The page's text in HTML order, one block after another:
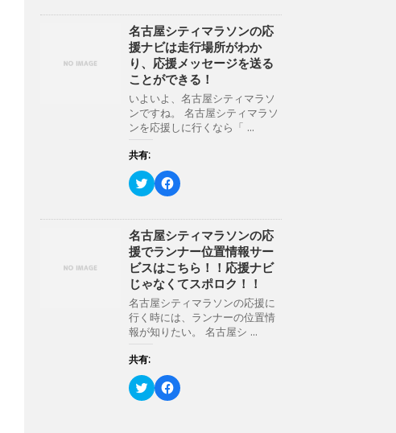
ド
ウ
で
開
き
ま
す
)
さ
い
(
新
し
い
ウ
ィ
ン
ド
ウ
で
す
)
し
て
T
w
t
t
r
で
共
有
新
い
ウ
ィ
ド
ウ
で
開
き
ま
す
)
b
o
o
k
で
共
有
す
る
に
は
ク
し
て
く
さ
い
(
新
し
い
ウ
ィ
ン
ド
ウ
で
す
)
名古屋シティマラソンの応
援ナビは走行場所がわか
り、応援メッセージを送る
ことができる！
いよいよ、名古屋シティマラソ
ンですね。 名古屋シティマラソ
ンを応援しに行くなら「 ...
共有:
ク
リ
し
て
T
w
i
t
t
e
r
で
共
有
新
い
ウ
ィ
F
a
b
o
o
k
で
共
有
す
る
に
は
ク
し
て
く
名古屋シティマラソンの応
援でランナー位置情報サー
ビスはこちら！！応援ナビ
じゃなくてスポロク！！
名古屋シティマラソンの応援に
行く時には、ランナーの位置情
報が知りたい。 名古屋シ ...
共有:
ク
リ
F
a